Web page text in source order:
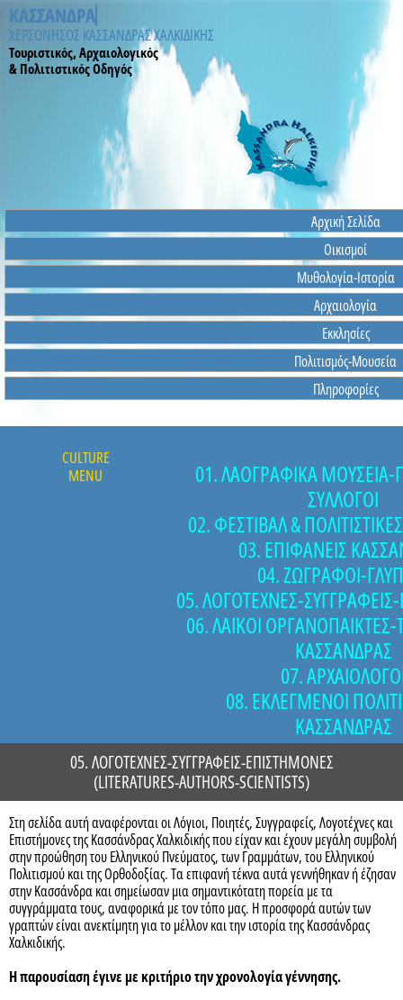
ΚΑΣΣΑΝΔΡΑ ΧΑΛΚΙΔΙΚΗ
ΧΕΡΣΟΝΗΣΟΣ ΚΑΣΣΑΝΔΡΑΣ ΧΑΛΚΙΔΙΚΗΣ
Τουριστικός, Αρχαιολογικός
& Πολιτιστικός Οδηγός
Αρχική Σελίδα
Οικισμοί
Μυθολογία-Ιστορία
Αρχαιολογία
Εκκλησίες
Πολιτισμός-Μουσεία
Πληροφορίες
CULTURE
MENU
01. ΛΑΟΓΡΑΦΙΚΑ ΜΟΥΣΕΙΑ-
ΣΥΛΛΟΓΟΙ
02. ΦΕΣΤΙΒΑΛ &
03. ΕΠΙΦΑΝΕΙΣ
04. ΖΩΓΡΑΦΟΙ-
05. ΛΟΓΟΤΕΧΝΕΣ-
06. ΛΑΪΚΟΙ ΟΡΓΑΝΟΠΑΙΚΤΕΣ-
ΚΑΣΣΑΝΔΡΑΣ
07.
08. ΕΚΛΕΓΜΕΝΟΙ
ΚΑΣΣΑΝΔΡΑΣ
05. ΛΟΓΟΤΕΧΝΕΣ-ΣΥΓΓΡΑΦΕΙΣ-ΕΠΙΣΤΗΜΟΝΕΣ
(LITERATURES-AUTHORS-SCIENTISTS)
Στη σελίδα αυτή αναφέρονται οι Λόγιοι, Ποιητές, Συγγραφείς, Λογοτέχνες και
Επιστήμονες της Κασσάνδρας Χαλκιδικής που είχαν και έχουν μεγάλη συμβολή
στην προώθηση του Ελληνικού Πνεύματος, των Γραμμάτων, του Ελληνικού
Πολιτισμού και της Ορθοδοξίας. Τα επιφανή τέκνα αυτά γεννήθηκαν ή έζησαν
στην Κασσάνδρα και σημείωσαν μια σημαντικότατη πορεία με τα
συγγράμματα τους, αναφορικά με τον τόπο μας. Η προσφορά αυτών των
γραπτών είναι ανεκτίμητη για το μέλλον και την ιστορία της Κασσάνδρας
Χαλκιδικής.
Η παρουσίαση έγινε με κριτήριο την χρονολογία γέννησης.